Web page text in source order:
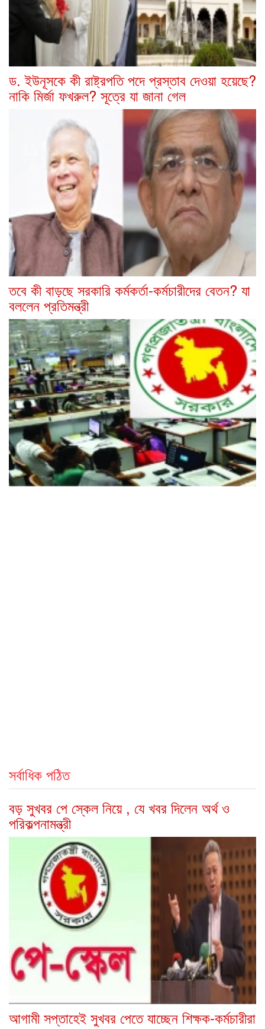
ড. ইউনূসকে কী রাষ্ট্রপতি পদে প্রস্তাব দেওয়া হয়েছে?
নাকি মির্জা ফখরুল? সূত্রে যা জানা গেল
তবে কী বাড়ছে সরকারি কর্মকর্তা-কর্মচারীদের বেতন? যা
বললেন প্রতিমন্ত্রী
সর্বাধিক পঠিত
বড় সুখবর পে স্কেল নিয়ে , যে খবর দিলেন অর্থ ও
পরিকল্পনামন্ত্রী
আগামী সপ্তাহেই সুখবর পেতে যাচ্ছেন শিক্ষক-কর্মচারীরা